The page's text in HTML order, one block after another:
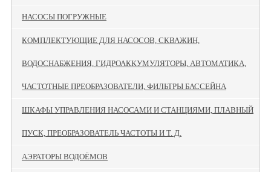
НАСОСЫ ПОГРУЖНЫЕ
КОМПЛЕКТУЮЩИЕ ДЛЯ НАСОСОВ, СКВАЖИН,
ВОДОСНАБЖЕНИЯ, ГИДРОАККУМУЛЯТОРЫ, АВТОМАТИКА,
ЧАСТОТНЫЕ ПРЕОБРАЗОВАТЕЛИ, ФИЛЬТРЫ БАССЕЙНА
ШКАФЫ УПРАВЛЕНИЯ НАСОСАМИ И СТАНЦИЯМИ, ПЛАВНЫЙ
ПУСК, ПРЕОБРАЗОВАТЕЛЬ ЧАСТОТЫ И Т. Д.
АЭРАТОРЫ ВОДОЁМОВ